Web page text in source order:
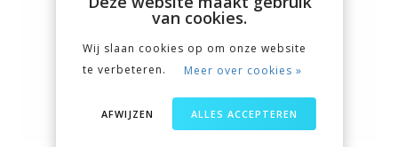
van cookies.
Wij slaan cookies op om onze website
te verbeteren.
Meer over cookies »
ALLES ACCEPTEREN
AFWIJZEN